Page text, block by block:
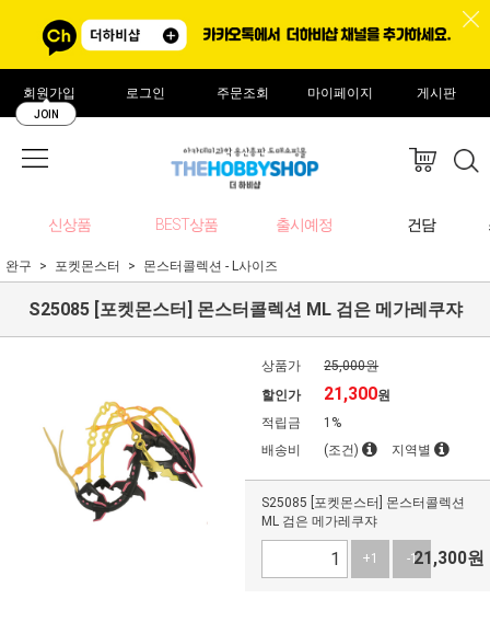
회원가입
JOIN
로그인 주문조회 마이페이지 게시판
신상품 BEST상품 출시예정 건담
완구 포켓몬스터 몬스터콜렉션 - L사이즈
S25085 [포켓몬스터] 몬스터콜렉션 ML 검은 메가레쿠쟈
상품가
25,000원
할인가
21,300원
적립금
1%
배송비
(조건) 지역별
S25085 [포켓몬스터] 몬스터콜렉션
ML 검은 메가레쿠쟈
+1 -121,300원